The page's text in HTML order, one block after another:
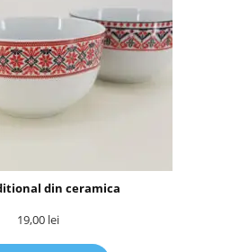
din ceramica
19,00 lei